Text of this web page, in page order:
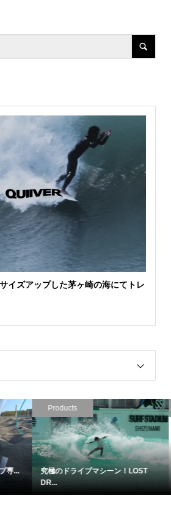
イズアップした茅ヶ崎の海にてトレ
たL...
Products
2人のワールドチャンピオンが開発...